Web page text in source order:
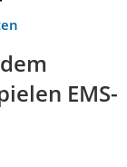
EMS-